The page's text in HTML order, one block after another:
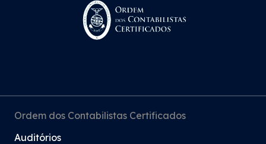
Ordem dos Contabilistas Certificados
Auditórios